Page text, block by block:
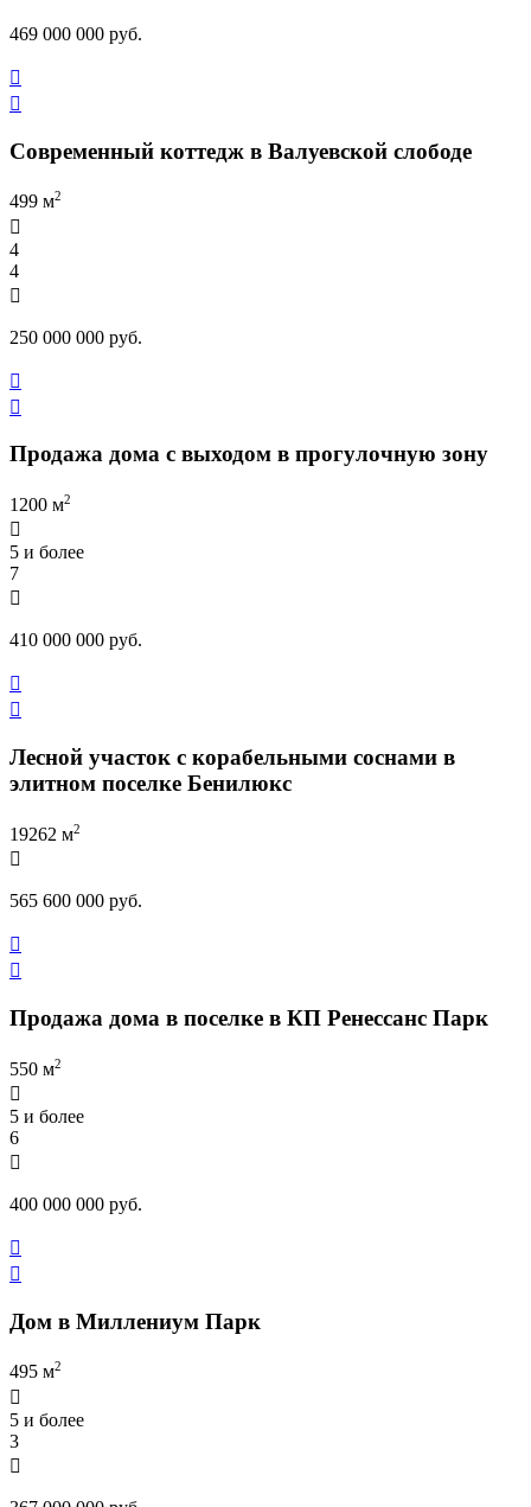
469 000 000 руб.


Современный коттедж в Валуевской слободе
499 м2

4
4

250 000 000 руб.


Продажа дома с выходом в прогулочную зону
1200 м2

5 и более
7

410 000 000 руб.


Лесной участок с корабельными соснами в
элитном поселке Бенилюкс
19262 м2

565 600 000 руб.


Продажа дома в поселке в КП Ренессанс Парк
550 м2

5 и более
6

400 000 000 руб.


Дом в Миллениум Парк
495 м2

5 и более
3
